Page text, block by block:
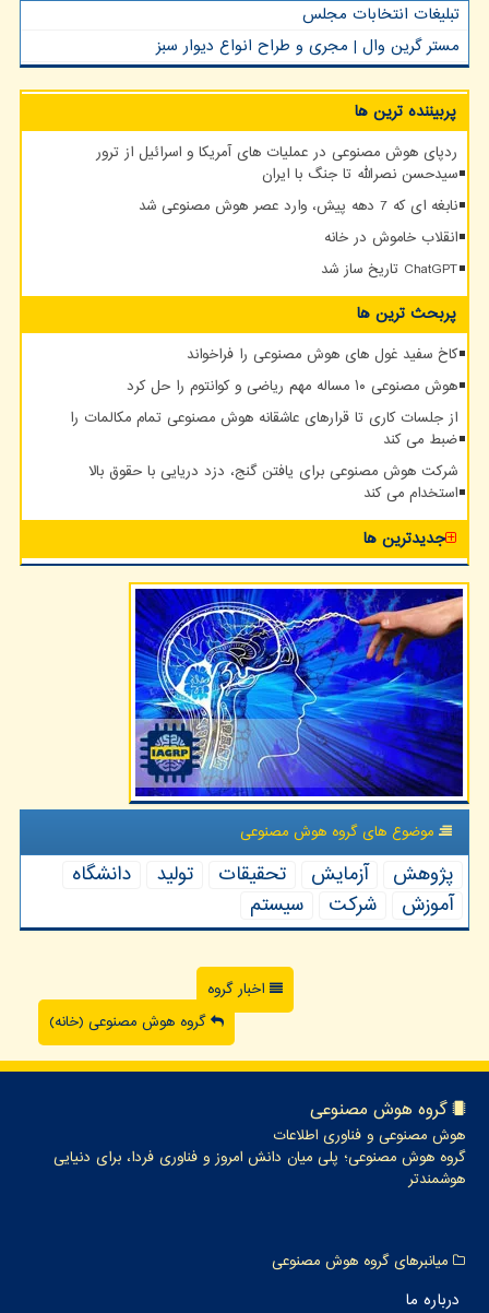
تبلیغات انتخابات مجلس
مستر گرین وال | مجری و طراح انواع دیوار سبز
پربیننده ترین ها
ردپای هوش مصنوعی در عملیات های آمریکا و اسرائیل از ترور
سیدحسن نصرالله تا جنگ با ایران
نابغه ای که 7 دهه پیش، وارد عصر هوش مصنوعی شد
انقلاب خاموش در خانه
ChatGPT تاریخ ساز شد
پربحث ترین ها
کاخ سفید غول های هوش مصنوعی را فراخواند
هوش مصنوعی ۱۰ مساله مهم ریاضی و کوانتوم را حل کرد
از جلسات کاری تا قرارهای عاشقانه هوش مصنوعی تمام مکالمات را
ضبط می کند
شرکت هوش مصنوعی برای یافتن گنج، دزد دریایی با حقوق بالا
استخدام می کند
جدیدترین ها
موضوع های گروه هوش مصنوعی
پژوهش آزمایش تحقیقات تولید
دانشگاه
آموزش
شركت سیستم
اخبار گروه
گروه هوش مصنوعی (خانه)
گروه هوش مصنوعی
هوش مصنوعی و فناوری اطلاعات
گروه هوش مصنوعی؛ پلی میان دانش امروز و فناوری فردا، برای دنیایی
هوشمندتر
میانبرهای گروه هوش مصنوعی
درباره ما